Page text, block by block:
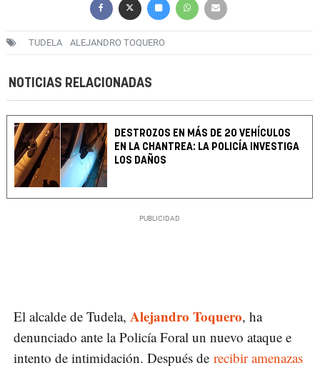
TUDELA ALEJANDRO TOQUERO
NOTICIAS RELACIONADAS
DESTROZOS EN MÁS DE 20 VEHÍCULOS
EN LA CHANTREA: LA POLICÍA INVESTIGA
LOS DAÑOS
El alcalde de Tudela, Alejandro Toquero, ha
denunciado ante la Policía Foral un nuevo ataque e
intento de intimidación. Después de recibir amenazas